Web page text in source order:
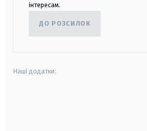
інтересам.
ДО РОЗСИЛОК
Наші додатки: